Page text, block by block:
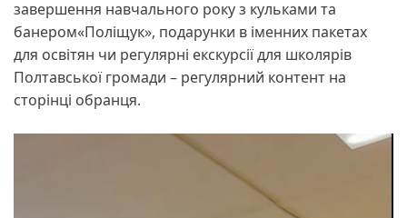
завершення навчального року з кульками та
банером«Поліщук», подарунки в іменних пакетах
для освітян чи регулярні екскурсії для школярів
Полтавської громади – регулярний контент на
сторінці обранця.